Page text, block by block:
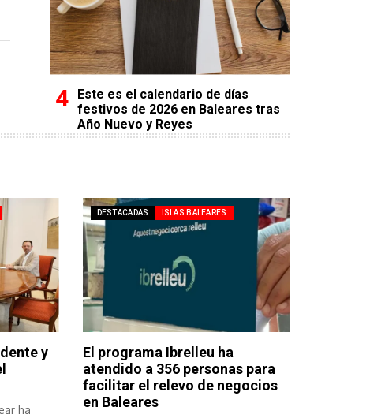
Este es el calendario de días
festivos de 2026 en Baleares tras
Año Nuevo y Reyes
y
ha
DESTACADAS ISLAS BALEARES
El programa Ibrelleu ha
atendido a 356 personas para
facilitar el relevo de negocios
en Baleares